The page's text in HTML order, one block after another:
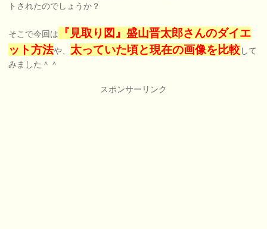
トされたのでしょうか？
そこで今回は
『見取り図』盛山晋太郎さんのダイエ
ット方法や、 太っていた頃と現在の画像を比較して
みました＾＾
スポンサーリンク